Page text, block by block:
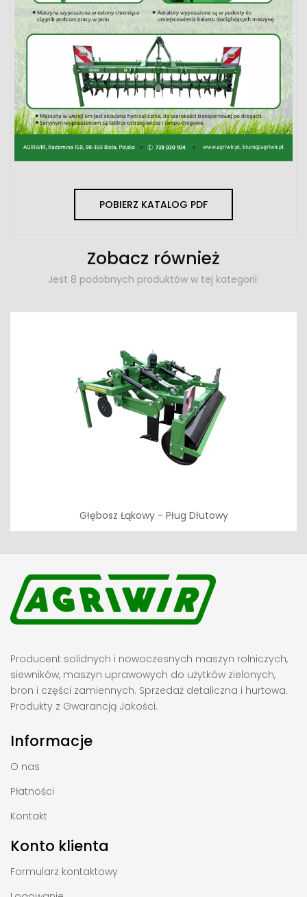
POBIERZ KATALOG PDF
Zobacz również
Jest 8 podobnych produktów w tej kategorii:
Głębosz Łąkowy - Pług Dłutowy
Producent solidnych i nowoczesnych maszyn rolniczych,
siewników, maszyn uprawowych do użytków zielonych,
bron i części zamiennych. Sprzedaż detaliczna i hurtowa.
Produkty z Gwarancją Jakości.
Informacje
O nas
Płatności
Kontakt
Konto klienta
Formularz kontaktowy